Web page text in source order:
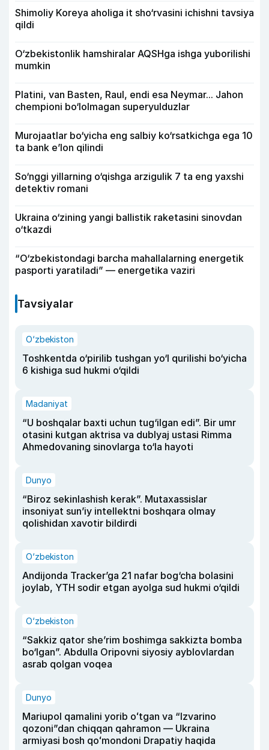
Shimoliy Koreya aholiga it sho‘rvasini ichishni tavsiya
qildi
O‘zbekistonlik hamshiralar AQSHga ishga yuborilishi
mumkin
Platini, van Basten, Raul, endi esa Neymar... Jahon
chempioni bo‘lolmagan superyulduzlar
Murojaatlar bo‘yicha eng salbiy ko‘rsatkichga ega 10
ta bank e’lon qilindi
So‘nggi yillarning o‘qishga arzigulik 7 ta eng yaxshi
detektiv romani
Ukraina o‘zining yangi ballistik raketasini sinovdan
o‘tkazdi
“O‘zbekistondagi barcha mahallalarning energetik
pasporti yaratiladi” — energetika vaziri
Tavsiyalar
O‘zbekiston
Toshkentda o‘pirilib tushgan yo‘l qurilishi bo‘yicha
6 kishiga sud hukmi o‘qildi
Madaniyat
“U boshqalar baxti uchun tug‘ilgan edi”. Bir umr
otasini kutgan aktrisa va dublyaj ustasi Rimma
Ahmedovaning sinovlarga to‘la hayoti
Dunyo
“Biroz sekinlashish kerak”. Mutaxassislar
insoniyat sun’iy intellektni boshqara olmay
qolishidan xavotir bildirdi
O‘zbekiston
Andijonda Tracker’ga 21 nafar bog‘cha bolasini
joylab, YTH sodir etgan ayolga sud hukmi o‘qildi
O‘zbekiston
“Sakkiz qator she’rim boshimga sakkizta bomba
bo‘lgan”. Abdulla Oripovni siyosiy ayblovlardan
asrab qolgan voqea
Dunyo
Mariupol qamalini yorib oʻtgan va “Izvarino
qozoni”dan chiqqan qahramon — Ukraina
armiyasi bosh qoʻmondoni Drapatiy haqida